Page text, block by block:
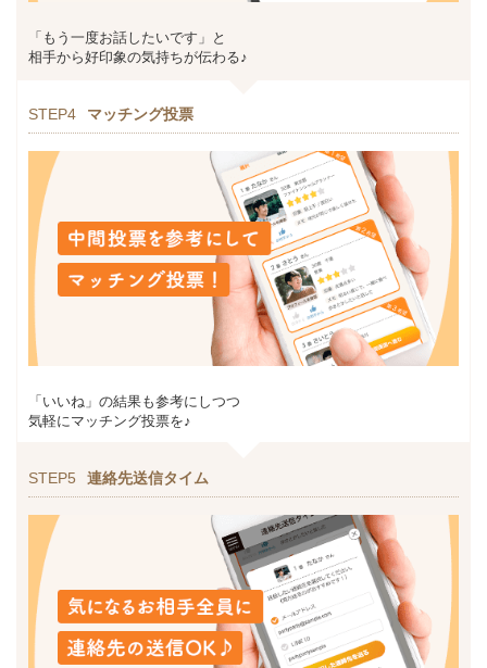
「もう一度お話したいです」と
相手から好印象の気持ちが伝わる♪
STEP4 マッチング投票
「いいね」の結果も参考にしつつ
気軽にマッチング投票を♪
STEP5 連絡先送信タイム